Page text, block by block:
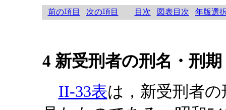
前の項目 次の項目 目次 図表目次 年版選
4 新受刑者の刑名・刑期
II-33表は，新受刑者